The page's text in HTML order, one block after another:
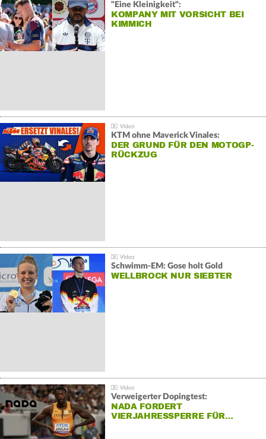
"Eine Kleinigkeit":
KOMPANY MIT VORSICHT BEI
KIMMICH
KTM ohne Maverick Vinales:
DER GRUND FÜR DEN MOTOGP-
RÜCKZUG
Schwimm-EM: Gose holt Gold
WELLBROCK NUR SIEBTER
Verweigerter Dopingtest:
NADA FORDERT
VIERJAHRESSPERRE FÜR…